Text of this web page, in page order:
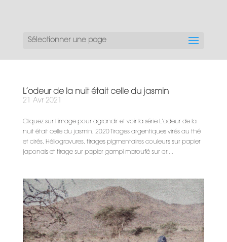
Sélectionner une page
L’odeur de la nuit était celle du jasmin
21 Avr 2021
Cliquez sur l’image pour agrandir et voir la série L’odeur de la
nuit était celle du jasmin, 2020 Tirages argentiques virés au thé
et cirés, Héliogravures, tirages pigmentaires couleurs sur papier
japonais et tirage sur papier gampi marouflé sur or....